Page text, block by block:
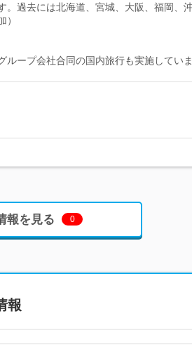
。過去には北海道、宮城、大阪、福岡、
）
ループ会社合同の国内旅行も実施していま
報を見る 0
報